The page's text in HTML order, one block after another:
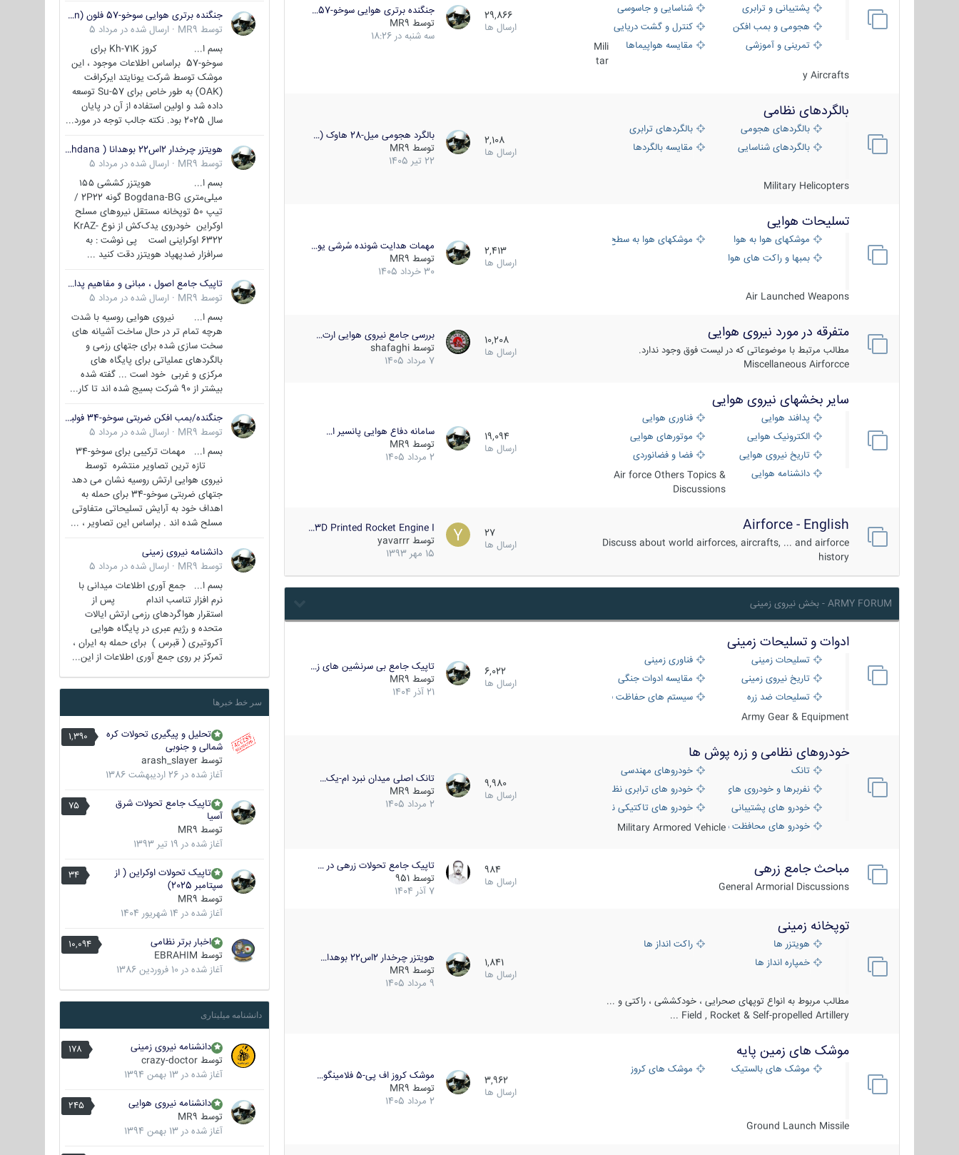
پشتیبانی و ترابری
شناسایی و جاسوسی
هجومی و بمب افکن
کنترل و گشت دریایی
تمرینی و آموزشی
مقایسه هواپیماها
Mili
tar
y Aircrafts
29,866
ارسال ها
جنگنده برتری هوایی سوخو-57…
توسط MR9
سه شنبه در 18:26
بالگردهای نظامی
بالگردهای هجومی
بالگردهای ترابری
بالگردهای شناسایی
مقایسه بالگردها
Military Helicopters
2,108
ارسال ها
بالگرد هجومی میل-28 هاوک (…
توسط MR9
22 تیر 1405
تسلیحات هوایی
موشکهای هوا به هوا
موشکهای هوا به سطح
بمبها و راکت های هوایی
Air Launched Weapons
2,413
ارسال ها
مهمات هدایت شونده سُرشی یو…
توسط MR9
30 خرداد 1405
متفرقه در مورد نیروی هوایی
مطالب مرتبط با موضوعاتی که در لیست فوق وجود ندارد.
Miscellaneous Airforcce
10,208
ارسال ها
بررسی جامع نیروی هوایی ارت…
توسط shafaghi
7 مرداد 1405
سایر بخشهای نیروی هوایی
پدافند هوایی
فناوری هوایی
الکترونیک هوایی
موتورهای هوایی
تاریخ نیروی هوایی
فضا و فضانوردی
دانشنامه هوایی
Air force Others Topics &
Discussions
19,094
ارسال ها
سامانه دفاع هوایی پانسیر ا…
توسط MR9
2 مرداد 1405
Airforce - English
Discuss about world airforces, aircrafts, ... and airforce
history
27
ارسال ها
3D Printed Rocket Engine I…
توسط yavarrr
15 مهر 1393
ARMY FORUM - بخش نیروی زمینی
ادوات و تسلیحات زمینی
تسلیحات زمینی
فناوری زمینی
تاریخ نیروی زمینی
مقایسه ادوات جنگی
تسلیحات ضد زره
سیستم های حفاظت فعال
Army Gear & Equipment
6,022
ارسال ها
تاپیک جامع بی سرنشین های ز…
توسط MR9
21 آذر 1404
خودروهای نظامی و زره پوش ها
تانک
خودروهای مهندسی
نفربرها و خودروی های رزمی پیاده نظامخودرو های ترابری نظامی
خودرو های پشتیبانی آتش ، شناسایی و ضد تانک
خودرو های تاکتیکی نظامی
خودرو های محافظت شدهMilitary Armored Vehicle
9,980
ارسال ها
تانک اصلی میدان نبرد ام-یک…
توسط MR9
2 مرداد 1405
مباحث جامع زرهی
General Armorial Discussions
984
ارسال ها
تاپیک جامع تحولات زرهی در …
توسط 951
7 آذر 1404
توپخانه زمینی
هویتزر ها
راکت انداز ها
خمپاره انداز ها
مطالب مربوط به انواع توپهای صحرایی ، خودکششی ، راکتی و ...
Field , Rocket & Self-propelled Artillery ...
1,841
ارسال ها
هویتزر چرخدار 2اس22 بوهدا…
توسط MR9
9 مرداد 1405
موشک های زمین پایه
موشک های بالستیک موشک های کروز
Ground Launch Missile
3,962
ارسال ها
موشک کروز اف پی-5 فلامینگو…
توسط MR9
2 مرداد 1405
جنگنده برتری هوایی سوخو-57 فلون (Su-57/Felon)
توسط MR9
· ارسال شده در مرداد 5
بسم ا... کروز Kh-71K برای
سوخو-57 براساس اطلاعات موجود ، این
موشک توسط شرکت یونایتد ایرکرافت
(OAK) به طور خاص برای Su-57 توسعه
داده شد و اولین استفاده از آن در پایان
سال 2025 بود. نکته جالب توجه در مورد...
هویتزر چرخدار 2اس22 بوهدانا ( wheeled howitzer 2S22 Bohdana )
توسط MR9
· ارسال شده در مرداد 5
بسم ا... هویتزر کششی ۱۵۵
میلی‌متری Bogdana-BG گونه 2P22 /
تیپ ۵۰ توپخانه مستقل نیروهای مسلح
اوکراین خودروی یدک‌کش از نوع KrAZ-
6322 اوکراینی است پی نوشت : به
سرافزار ضدپهپاد هویتزر دقت کنید ...
تاپیک جامع اصول ، مبانی و مفاهیم پدافند غیر عامل
توسط MR9
· ارسال شده در مرداد 5
بسم ا... نیروی هوایی روسیه با شدت
هرچه تمام تر در حال ساخت آشیانه های
سخت سازی شده برای جتهای رزمی و
بالگردهای عملیاتی برای پایگاه های
مرکزی و غربی خود است ... گفته شده
بیشتر از 90 شرکت بسیج شده اند تا کار...
جنگنده/بمب افکن ضربتی سوخو-34 فولبک ( Sukhoi Su-34/Fullback)
توسط MR9
· ارسال شده در مرداد 5
بسم ا... مهمات ترکیبی برای سوخو-34
تازه ترین تصاویر منتشره توسط
نیروی هوایی ارتش روسیه نشان می دهد
جتهای ضربتی سوخو-34 برای حمله به
اهداف خود به آرایش تسلیحاتی متفاوتی
مسلح شده اند . براساس این تصاویر ، ...
دانشنامه نیروی زمینی
توسط MR9
· ارسال شده در مرداد 5
بسم ا... جمع آوری اطلاعات میدانی با
نرم افزار تناسب اندام پس از
استقرار هواگردهای رزمی ارتش ایالات
متحده و رژیم عبری در پایگاه هوایی
آکروتیری ( قبرس ) برای حمله به ایران ،
تمرکز بر روی جمع آوری اطلاعات از این...
سر خط خبرها
1,390
تحلیل و پیگیری تحولات کره
شمالی و جنوبی
توسط arash_slayer
آغاز شده در 26 اردیبهشت 1386
75
تاپیک جامع تحولات شرق
آسیا
توسط MR9
آغاز شده در 19 تیر 1393
34
تاپیک تحولات اوکراین ( از
سپتامبر 2025)
توسط MR9
آغاز شده در 14 شهریور 1404
10,094
اخبار برتر نظامی
توسط EBRAHIM
آغاز شده در 10 فروردین 1386
دانشنامه میلیتاری
178
دانشنامه نیروی زمینی
توسط crazy-doctor
آغاز شده در 13 بهمن 1394
245
دانشنامه نیروی هوایی
توسط MR9
آغاز شده در 13 بهمن 1394